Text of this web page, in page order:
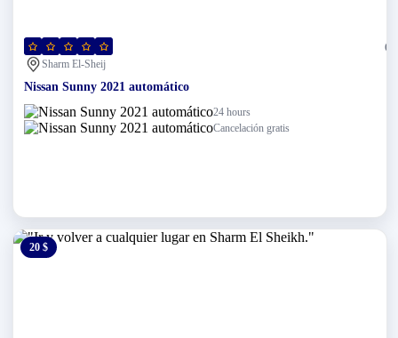
(0)
Sharm El-Sheij
Nissan Sunny 2021 automático
24 hours
Cancelación gratis
20 $